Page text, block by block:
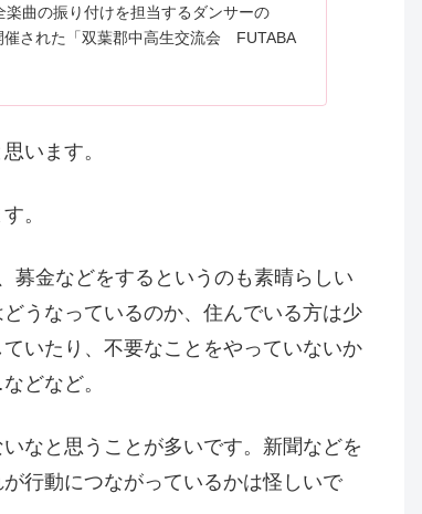
曲の振り付けを担当するダンサーの
催された「双葉郡中高生交流会 FUTABA
います。
。
募金などをするというのも素晴らしい
うなっているのか、住んでいる方は少
いたり、不要なことをやっていないか
どなど。
なと思うことが多いです。新聞などを
行動につながっているかは怪しいで